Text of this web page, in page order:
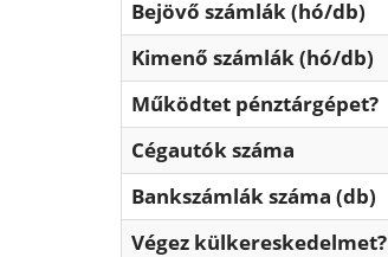
Bejövő számlák (hó/db)
Kimenő számlák (hó/db)
Működtet pénztárgépet?
Cégautók száma
Bankszámlák száma (db)
Végez külkereskedelmet?